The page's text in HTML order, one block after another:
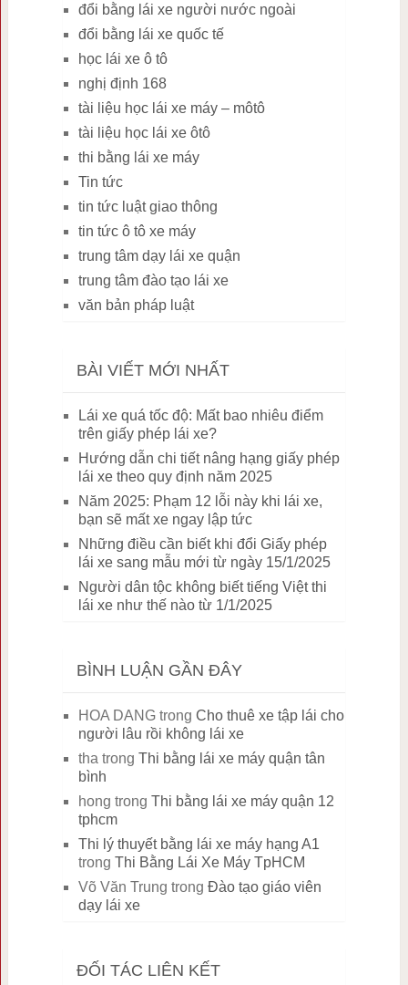
đổi bằng lái xe người nước ngoài
đổi bằng lái xe quốc tế
học lái xe ô tô
nghị định 168
tài liệu học lái xe máy – môtô
tài liệu học lái xe ôtô
thi bằng lái xe máy
Tin tức
tin tức luật giao thông
tin tức ô tô xe máy
trung tâm dạy lái xe quận
trung tâm đào tạo lái xe
văn bản pháp luật
BÀI VIẾT MỚI NHẤT
Lái xe quá tốc độ: Mất bao nhiêu điểm
trên giấy phép lái xe?
Hướng dẫn chi tiết nâng hạng giấy phép
lái xe theo quy định năm 2025
Năm 2025: Phạm 12 lỗi này khi lái xe,
bạn sẽ mất xe ngay lập tức
Những điều cần biết khi đổi Giấy phép
lái xe sang mẫu mới từ ngày 15/1/2025
Người dân tộc không biết tiếng Việt thi
lái xe như thế nào từ 1/1/2025
BÌNH LUẬN GẦN ĐÂY
HOA DANGtrong Cho thuê xe tập lái cho
người lâu rồi không lái xe
tha trong Thi bằng lái xe máy quận tân
bình
hong trong Thi bằng lái xe máy quận 12
tphcm
Thi lý thuyết bằng lái xe máy hạng A1
trong Thi Bằng Lái Xe Máy TpHCM
Võ Văn Trung trong Đào tạo giáo viên
dạy lái xe
ĐỐI TÁC LIÊN KẾT